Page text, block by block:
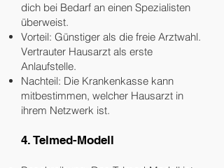
dich bei Bedarf an einen Spezialisten
überweist.
Vorteil: Günstiger als die freie Arztwahl.
Vertrauter Hausarzt als erste
Anlaufstelle.
Nachteil: Die Krankenkasse kann
mitbestimmen, welcher Hausarzt in
ihrem Netzwerk ist.
4. Telmed-Modell